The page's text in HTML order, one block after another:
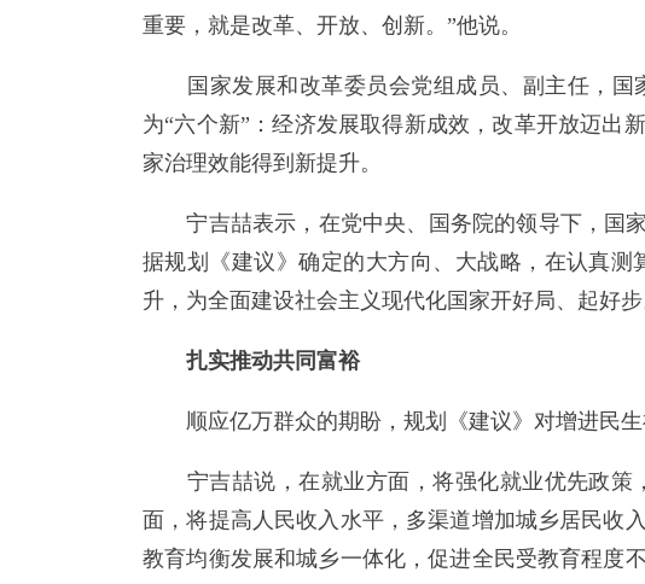
重要，就是改革、开放、创新。”他说。
国家发展和改革委员会党组成员、副主任，国
为“六个新”：经济发展取得新成效，改革开放迈出
家治理效能得到新提升。
宁吉喆表示，在党中央、国务院的领导下，国家
据规划《建议》确定的大方向、大战略，在认真
升，为全面建设社会主义现代化国家开好局、起好步
扎实推动共同富裕
顺应亿万群众的期盼，规划《建议》对增进民生
宁吉喆说，在就业方面，将强化就业优先政策
面，将提高人民收入水平，多渠道增加城乡居民收
教育均衡发展和城乡一体化，促进全民受教育程度